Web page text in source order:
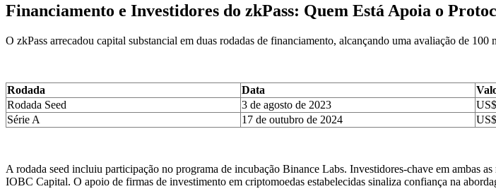
Financiamento e Investidores do zkPass: Quem Está Apoia o
O zkPass arrecadou capital substancial em duas rodadas de financiamento, alcançando uma avaliação de 100
Rodada Data
Rodada Seed
3 de agosto de 2023
Série A
17 de outubro de 2024
A rodada seed incluiu participação no programa de incubação Binance Labs. Investidores-chave em
IOBC Capital. O apoio de firmas de investimento em criptomoedas estabelecidas sinaliza confiança na